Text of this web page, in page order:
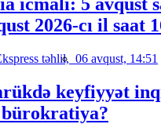
2026-cı il saat
təhlil, 06 avqust, 14:51
keyfiyyət